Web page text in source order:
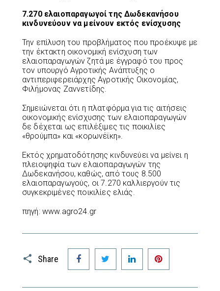
7.270 ελαιοπαραγωγοί της Δωδεκανήσου
κινδυνεύουν να μείνουν εκτός ενίσχυσης
Την επίλυση του προβλήματος που προέκυψε με
την έκτακτη οικονομική ενίσχυση των
ελαιοπαραγωγών ζητά με έγγραφό του προς
τον υπουργό Αγροτικής Ανάπτυξης ο
αντιπεριφερειάρχης Αγροτικής Οικονομίας,
Φιλήμονας Ζαννετίδης.
Σημειώνεται ότι η πλατφόρμα για τις αιτήσεις
οικονομικής ενίσχυσης των ελαιοπαραγωγών
δε δέχεται ως επιλέξιμες τις ποικιλίες
«θρούμπα» και «κορωνέϊκη».
Εκτός χρηματοδότησης κινδυνεύει να μείνει η
πλειοψηφία των ελαιοπαραγωγών της
Δωδεκανήσου, καθώς, από τους 8.500
ελαιοπαραγωγούς, οι 7.270 καλλιεργούν τις
συγκεκριμένες ποικιλίες ελιάς.
πηγή: www.agro24.gr
Share
Facebook Twitter LinkedIn